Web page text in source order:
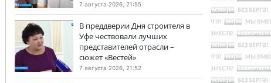
7 августа 2026, 21:55
В преддверии Дня строителя в
Уфе чествовали лучших
представителей отрасли –
сюжет «Вестей»
7 августа 2026, 21:52